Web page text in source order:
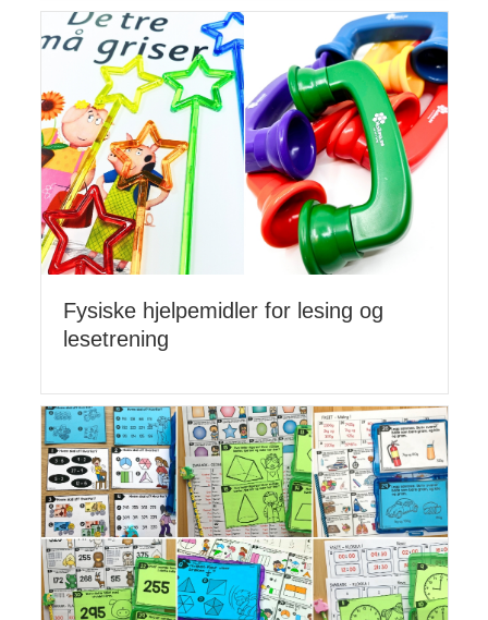
Fysiske hjelpemidler for lesing og
lesetrening